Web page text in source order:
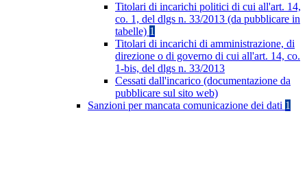
Titolari di incarichi politici di cui all'art. 14,
co. 1, del dlgs n. 33/2013 (da pubblicare in
tabelle) 1
Titolari di incarichi di amministrazione, di
direzione o di governo di cui all'art. 14, co.
1-bis, del dlgs n. 33/2013
Cessati dall'incarico (documentazione da
pubblicare sul sito web)
Sanzioni per mancata comunicazione dei dati 1